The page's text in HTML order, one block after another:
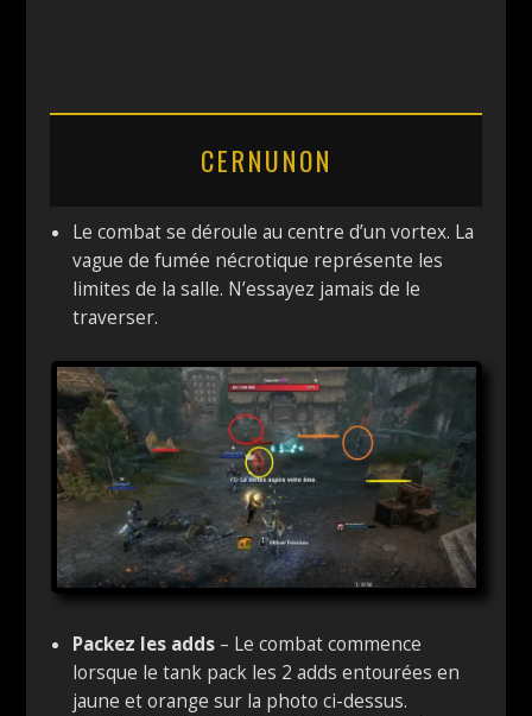
CERNUNON
Le combat se déroule au centre d’un vortex. La
vague de fumée nécrotique représente les
limites de la salle. N’essayez jamais de le
traverser.
Packez les adds – Le combat commence
lorsque le tank pack les 2 adds entourées en
jaune et orange sur la photo ci-dessus.